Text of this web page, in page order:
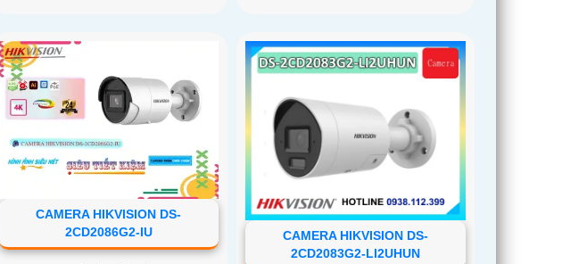
CAMERA HIKVISION DS-
2CD2086G2-IU
CAMERA HIKVISION DS-
2CD2083G2-LI2UHUN